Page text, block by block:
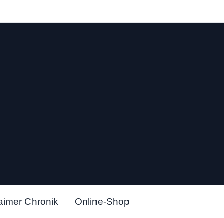
Laim
Chronik Online-Shop